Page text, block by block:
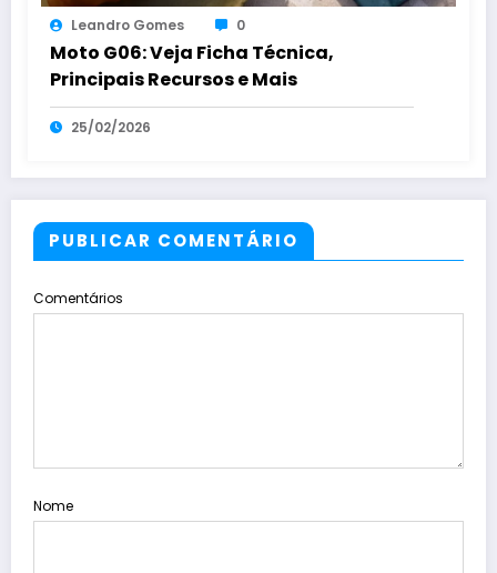
Leandro Gomes 0
Moto G06: Veja Ficha Técnica,
Principais Recursos e Mais
25/02/2026
PUBLICAR COMENTÁRIO
Comentários
Nome